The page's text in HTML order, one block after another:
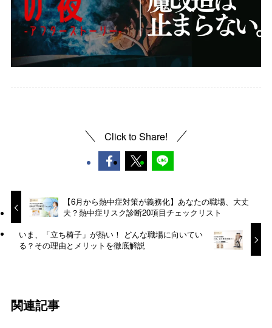
Click to Share!
【6月から熱中症対策が義務化】あなたの職場、大丈
夫？熱中症リスク診断20項目チェックリスト
いま、「立ち椅子」が熱い！ どんな職場に向いてい
る？その理由とメリットを徹底解説
関連記事